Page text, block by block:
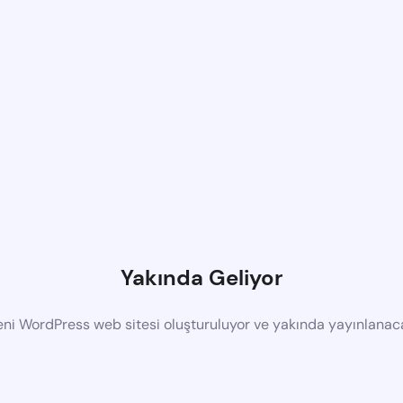
Yakında Geliyor
WordPress web sitesi oluşturuluyor ve yakında